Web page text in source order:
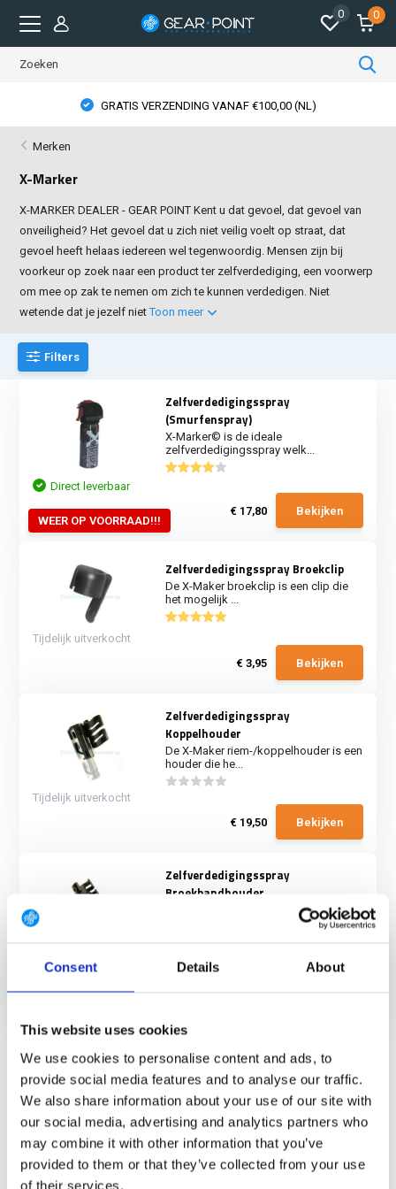
Consent Details About
This website uses cookies
We use cookies to personalise content and ads, to
provide social media features and to analyse our traffic.
We also share information about your use of our site with
our social media, advertising and analytics partners who
may combine it with other information that you’ve
provided to them or that they’ve collected from your use
of their services.
0 0
GRATIS VERZENDING VANAF €100,00 (NL)
Merken
X-Marker
X-MARKER DEALER - GEAR POINT Kent u dat gevoel, dat gevoel van
onveiligheid? Het gevoel dat u zich niet veilig voelt op straat, dat
gevoel heeft helaas iedereen wel tegenwoordig. Mensen zijn bij
voorkeur op zoek naar een product ter zelfverdediging, een voorwerp
om mee op zak te nemen om zich te kunnen verdedigen. Niet
wetende dat je jezelf nietToon meer
Filters
WEER OP VOORRAAD!!!
Zelfverdedigingsspray
(Smurfenspray)
X-Marker© is de ideale
zelfverdedigingsspray welk...
Direct leverbaar
€ 17,80
Bekijken
Zelfverdedigingsspray Broekclip
De X-Maker broekclip is een clip die
het mogelijk ...
Tijdelijk uitverkocht
€ 3,95
Bekijken
Zelfverdedigingsspray
Koppelhouder
De X-Maker riem-/koppelhouder is een
houder die he...
Tijdelijk uitverkocht
€ 19,50
Bekijken
Zelfverdedigingsspray
Broekbandhouder
De X-Maker broekbandhouder is een
X-MARKERDEALER - GEAR POINT
Kent u dat gevoel, dat gevoel van onveiligheid?
Het gevoel dat u zich niet veilig voelt op straat, dat gevoel heeft
helaas iedereen wel tegenwoordig. Mensen zijn bij voorkeur op zoek
naar een product ter zelfverdediging, een voorwerp om mee op zak te
nemen om zich te kunnen verdedigen. Niet wetende dat je jezelf niet